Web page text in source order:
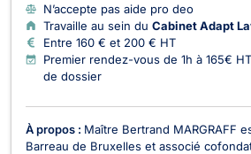
N’accepte pas aide pro deo
Travaille au sein du Cabinet Adapt
Entre 160 € et 200 € HT
Premier rendez-vous de 1h à 165€
de dossier
À propos : Maître Bertrand MARGRAFF
Barreau de Bruxelles et associé